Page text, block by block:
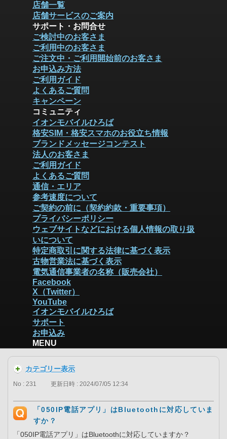
店舗一覧
店舗サービスのご案内
サポート・お問合せ
ご検討中のお客さま
ご利用中のお客さま
ご注文中・ご利用開始前のお客さま
お申込み方法
ご利用ガイド
よくあるご質問
キャンペーン
コミュニティ
イオンモバイルひろば
格安SIM・格安スマホのお役立ち情報
ブランドメッセージコンテスト
法人のお客さま
ご利用ガイド
よくあるご質問
通信・エリア
参考速度について
ご契約の前に（契約約款・重要事項）
プライバシーポリシー
ウェブサイトなどにおける個人情報の取り扱
いについて
特定商取引に関する法律に基づく表示
古物営業法に基づく表示
電気通信事業者の名称（販売会社）
Facebook
X（Twitter）
YouTube
イオンモバイルひろば
サポート
お申込み
MENU
カテゴリー表示
No : 231 更新日時 : 2024/07/05 12:34
「050IP電話アプリ」はBluetoothに対応していま
すか？
「050IP電話アプリ」はBluetoothに対応していますか？